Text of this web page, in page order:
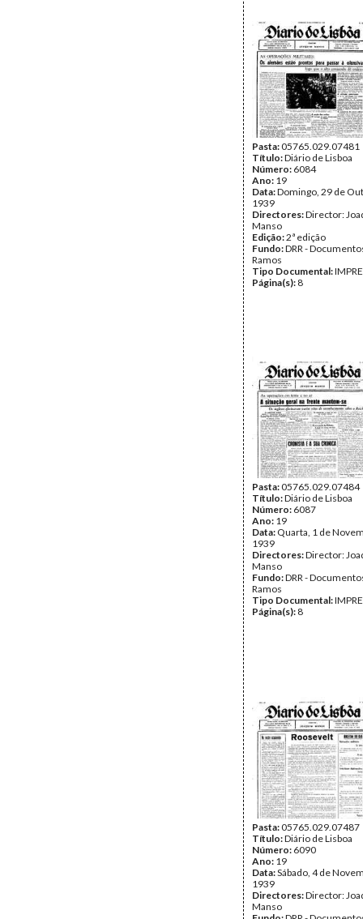
Pasta:05765.029.07481
Título:Diário de Lisboa
Número: 6084
Ano: 19
Data:Domingo, 29 de
1939
Directores:Director:
Manso
Edição:2ª edição
Fundo:DRR -
Ramos
Tipo Documental:
Página(s): 8
Pasta:05765.029.07484
Título:Diário de Lisboa
Número: 6087
Ano: 19
Data: Quarta, 1 de
1939
Directores:Director:
Manso
Fundo:DRR -
Ramos
Tipo Documental:
Página(s): 8
Pasta:05765.029.07487
Título:Diário de Lisboa
Número: 6090
Ano: 19
Data:Sábado, 4 de
1939
Directores:Director:
Manso